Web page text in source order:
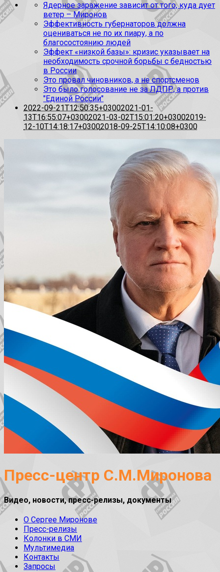
Ядерное заражение зависит от того, куда дует
ветер – Миронов
Эффективность губернаторов должна
оцениваться не по их пиару, а по
благосостоянию людей
Эффект «низкой базы»: кризис указывает на
необходимость срочной борьбы с бедностью
в России
Это провал чиновников, а не спортсменов
Это было голосование не за ЛДПР, а против
"Единой России"
2022-09-21T12:50:35+03002021-01-
13T16:55:07+03002021-03-02T15:01:20+03002019-
12-10T14:18:17+03002018-09-25T14:10:08+0300
Пресс-центр С.М.Миронова
Видео, новости, пресс-релизы, документы
О Сергее Миронове
Пресс-релизы
Колонки в СМИ
Мультимедиа
Контакты
Запросы